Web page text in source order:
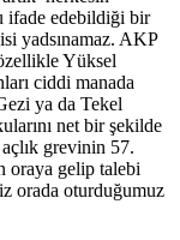
ifade edebildiği bir
yadsınamaz. AKP
Yüksel
ciddi manada
ya da Tekel
net bir şekilde
grevinin 57.
oraya gelip talebi
orada oturduğumuz